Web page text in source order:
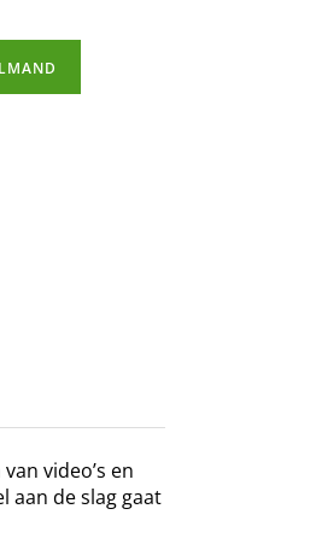
video’s en
aan de slag gaat